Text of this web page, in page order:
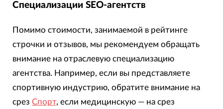
Специализации SEO-агентств
Помимо стоимости, занимаемой в рейтинге
строчки и отзывов, мы рекомендуем обращать
внимание на отраслевую специализацию
агентства. Например, если вы представляете
спортивную индустрию, обратите внимание на
срез Спорт, если медицинскую — на срез